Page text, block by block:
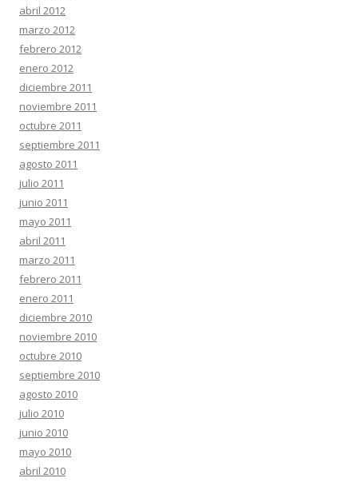
abril 2012
marzo 2012
febrero 2012
enero 2012
diciembre 2011
noviembre 2011
octubre 2011
septiembre 2011
agosto 2011
julio 2011
junio 2011
mayo 2011
abril 2011
marzo 2011
febrero 2011
enero 2011
diciembre 2010
noviembre 2010
octubre 2010
septiembre 2010
agosto 2010
julio 2010
junio 2010
mayo 2010
abril 2010